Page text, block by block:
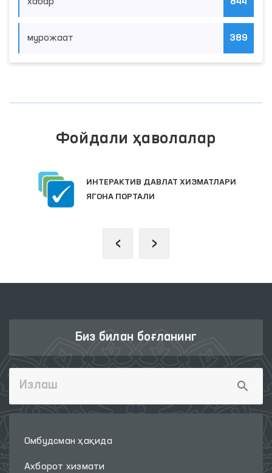
хабар 844
мурожаат 389
Фойдали ҳаволалар
ИНТЕРАКТИВ ДАВЛАТ ХИЗМАТЛАРИ
ЯГОНА ПОРТАЛИ
‹ ›
Биз билан боғланинг
Омбудсман ҳақида
Ахборот хизмати